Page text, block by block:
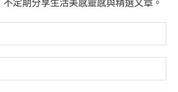
定期分享生活美感靈感與精選文章。